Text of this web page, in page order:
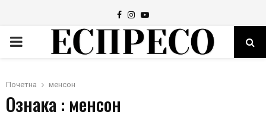
Facebook
Instagram
Youtube
PRIMARY
Почетна менсон
Ознака : менсон